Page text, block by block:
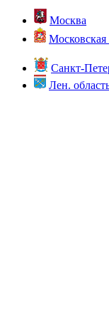
Москва
Московская
Санкт-
Лен.